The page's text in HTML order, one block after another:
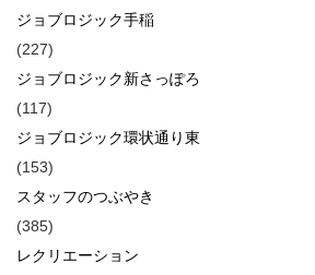
ジョブロジック手稲
(227)
ジョブロジック新さっぽろ
(117)
ジョブロジック環状通り東
(153)
スタッフのつぶやき
(385)
レクリエーション